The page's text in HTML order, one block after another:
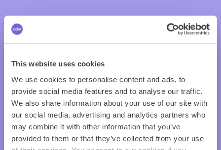
This website uses cookies
We use cookies to personalise content and ads, to
provide social media features and to analyse our traffic.
We also share information about your use of our site with
our social media, advertising and analytics partners who
may combine it with other information that you’ve
provided to them or that they’ve collected from your use